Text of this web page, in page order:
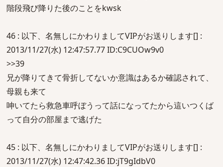
階段飛び降りた後のことをkwsk
46 : 以下、名無しにかわりましてVIPがお送りします[] :
2013/11/27(水) 12:47:57.77 ID:C9CUOw9v0
>>39
兄が降りてきて骨折してないか意識はあるか確認されて、
母親も来て
呻いてたら救急車呼ぼうって話になってたから這いつくば
って自分の部屋まで逃げた
45 : 以下、名無しにかわりましてVIPがお送りします[] :
2013/11/27(水) 12:47:42.36 ID:jT9gIdbV0